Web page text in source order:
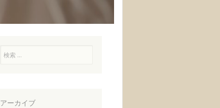
索
アーカイブ